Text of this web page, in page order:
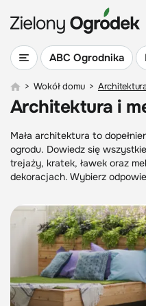
ABC Ogrodnika
> Wokół domu >
Architektura i
Mała architektura to
ogrodu. Dowiedz się
trejaży, kratek, ławek oraz
dekoracjach. Wybierz